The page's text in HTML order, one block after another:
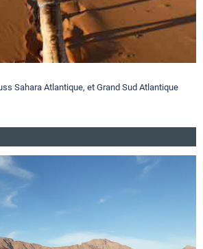
Sahara Atlantique, et Grand Sud Atlantique